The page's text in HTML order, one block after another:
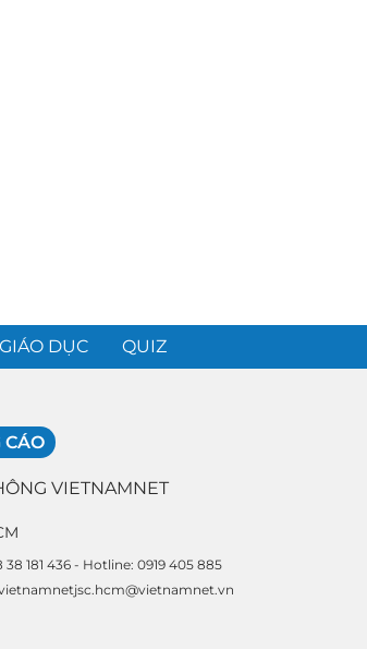
GIÁO DỤC QUIZ
CÁO
VIETNAMNET
38 181 436 - Hotline: 0919 405 885